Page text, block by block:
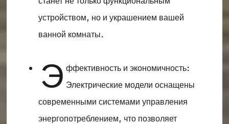
устройством, но и украшением вашей
ванной комнаты.
Э ффективность и экономичность:
Электрические модели оснащены
современными системами управления
энергопотреблением, что позволяет